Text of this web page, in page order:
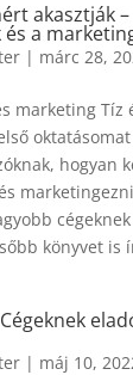
akasztják –
és a
| márc 28,
marketing Tíz
oktatásomat
hogyan
könyvet is
| máj 10,